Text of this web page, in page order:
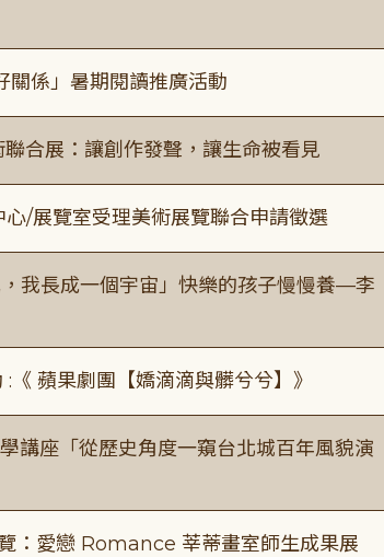
關係」暑期閱讀推廣活動
聯合展：讓創作發聲，讓生命被看見
心/展覽室受理美術展覽聯合申請徵選
，我長成一個宇宙」快樂的孩子慢慢養—李
:《 蘋果劇團【嬌滴滴與髒兮兮】》
講座「從歷史角度一窺台北城百年風貌演
覽：愛戀 Romance 莘蒂畫室師生成果展